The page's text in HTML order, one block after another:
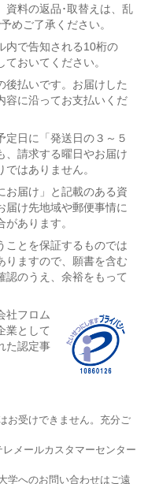
資料の返品･取替えは、乱
めご了承ください。
内で告知される10桁の
ておいてください。
後払いです。お届けした
容に沿ってお支払いくだ
定日に「発送日の３～５
、請求する曜日やお届け
はありません。
お届け」と記載のある資
届け先地域や郵便事情に
あります。
ことを保証するものでは
りますので、願書を含む
認のうえ、余裕をもって
社フロム
業として
た認定事
お受けできません。充分ご
メールカスタマーセンター
学へのお問い合わせはご遠